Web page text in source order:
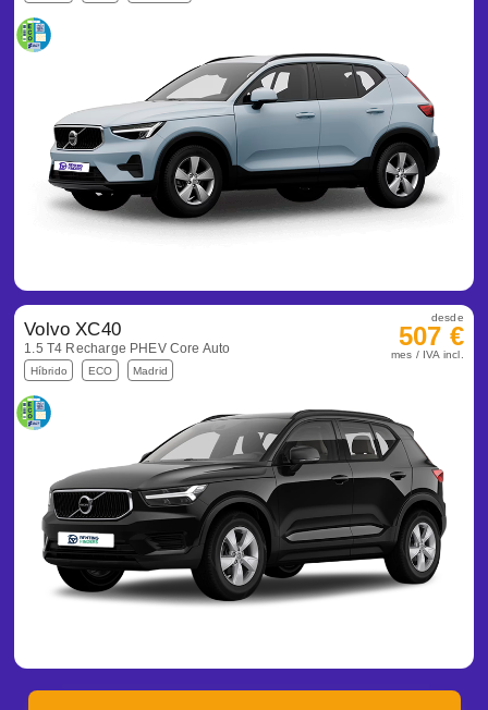
Volvo XC40
1.5 T4 Recharge PHEV Core Auto
Híbrido ECO Madrid
desde
507 €
mes / IVA incl.